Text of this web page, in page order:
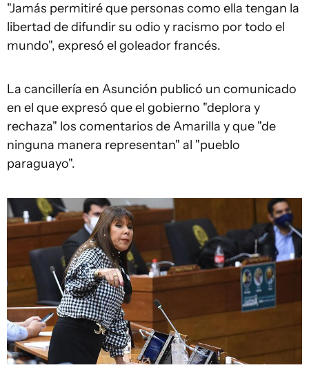
"Jamás permitiré que personas como ella tengan la
libertad de difundir su odio y racismo por todo el
mundo", expresó el goleador francés.
La cancillería en Asunción publicó un comunicado
en el que expresó que el gobierno "deplora y
rechaza" los comentarios de Amarilla y que "de
ninguna manera representan" al "pueblo
paraguayo".